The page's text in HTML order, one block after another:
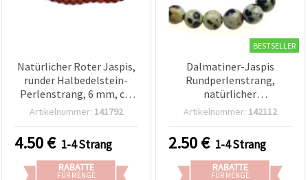
Natürlicher Roter Jaspis,
runder Halbedelstein-
Perlenstrang, 6 mm, ca.
58 Stück – Perlen für
DIY-Basteln
Artikelnummer: 141792
4.50€ 1-4 Strang
RABATTE
FÜR MENGE
BESTSELLER
Dalmatiner-Jaspis
Rundperlenstrang,
natürlicher
Halbedelstein, 6 mm, ca.
Creme/Schwarz
Artikelnummer: 142112
2.50€ 1-4 Strang
RABATTE
FÜR MENGE